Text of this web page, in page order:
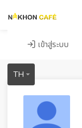
เข้าสู่ระบบ
TH